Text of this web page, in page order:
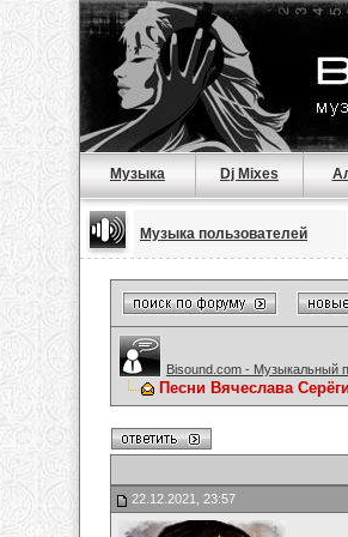
Музыка Dj Mixes
Музыка пользователей
Bisound.com - Музыкальный
Песни Вячеслава
22.12.2021, 23:57